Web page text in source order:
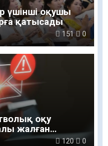
үшінші оқушы
қатысады
151 0
оқу
жалған
120 0